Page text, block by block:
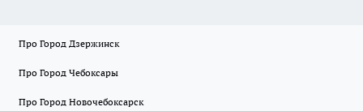
Про Город Дзержинск
Про Город Чебоксары
Про Город Новочебоксарск